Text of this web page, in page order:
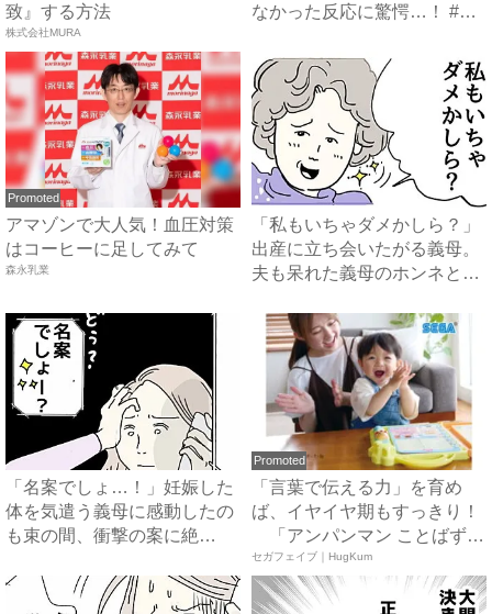
致』する方法
株式会社MURA
なかった反応に驚愕…！ #
Promoted
アマゾンで大人気！血圧対策
はコーヒーに足してみて
森永乳業
「私もいちゃダメかしら？」
出産に立ち会いたがる義母。
夫も呆れた義母のホンネと
「名案でしょ…！」妊娠した
体を気遣う義母に感動したの
も束の間、衝撃の案に絶
Promoted
「言葉で伝える力」を育め
ば、イヤイヤ期もすっきり！
「アンパンマン ことばずか
ん...
セガフェイブ｜HugKum